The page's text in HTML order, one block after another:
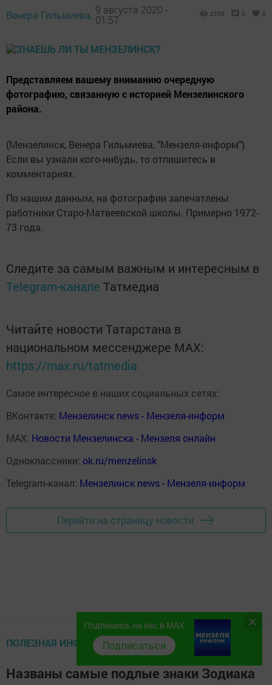
Венера Гильмиева, 9 августа 2020 -
01:57
2539 0 0
Представляем вашему вниманию очередную
фотографию, связанную с историей Мензелинского
района.
(Мензелинск, Венера Гильмиева, "Мензеля-информ")
Если вы узнали кого-нибудь, то отпишитесь в
комментариях.
По нашим данным, на фотографии запечатлены
работники Старо-Матвеевской школы. Примерно 1972-
73 года.
Следите за самым важным и интересным в
Telegram-канале Татмедиа
Читайте новости Татарстана в
национальном мессенджере MАХ:
https://max.ru/tatmedia
Самое интересное в наших социальных сетях:
ВКонтакте: Мензелинск news - Мензеля-информ
MAX: Новости Мензелинска - Мензеля онлайн
Одноклассники: ok.ru/menzelinsk
Telegram-канал: Мензелинск news - Мензеля-информ
Перейти на страницу новости
ПОЛЕЗНАЯ ИНФОРМАЦИЯ
Названы самые подлые знаки Зодиака
Подпишись на нас в MAX
Подписаться